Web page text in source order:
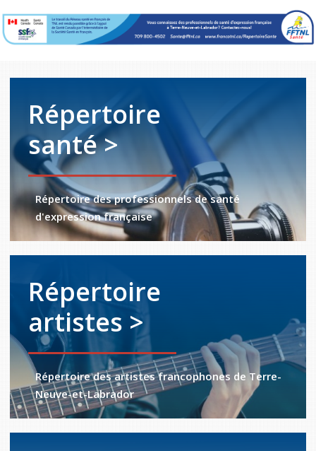
Répertoire
santé >
Répertoire des professionnels de santé
d'expression française
Répertoire
artistes >
Répertoire des artistes francophones de Terre-
Neuve-et-Labrador